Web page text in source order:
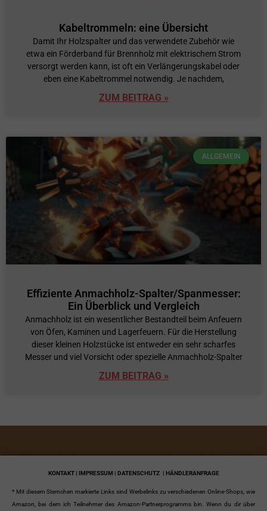
Kabeltrommeln: eine Übersicht
Damit Ihr Holzspalter und das verwendete Zubehör wie
etwa ein Förderband für Brennholz mit elektrischem Strom
versorgt werden kann, ist oft ein Verlängerungskabel oder
eben eine Kabeltrommel notwendig. Je nachdem,
ZUM BEITRAG »
ALLGEMEIN
Effiziente Anmachholz-Spalter/Spanmesser:
Ein Überblick und Vergleich
Anmachholz ist ein wesentlicher Bestandteil beim Anfeuern
von Öfen, Kaminen und Lagerfeuern. Für die Herstellung
dieser kleinen Holzstücke ist entweder ein sehr scharfes
Messer und viel Vorsicht oder spezielle Anmachholz-Spalter
ZUM BEITRAG »
KONTAKT | IMPRESSUM | DATENSCHUTZ | HÄNDLERANFRAGE
* Mit diesem Sternchen markierte Links sind Werbelinks zu verschiedenen Online-Shops, wie
Amazon, bei dem ich Teilnehmer des Amazon-Partnerprogramms bin. Wenn du dir über